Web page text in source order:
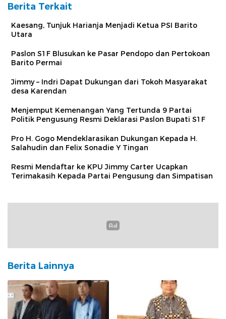
Berita Terkait
Kaesang, Tunjuk Harianja Menjadi Ketua PSI Barito
Utara
Paslon S1F Blusukan ke Pasar Pendopo dan Pertokoan
Barito Permai
Jimmy – Indri Dapat Dukungan dari Tokoh Masyarakat
desa Karendan
Menjemput Kemenangan Yang Tertunda 9 Partai
Politik Pengusung Resmi Deklarasi Paslon Bupati S1F
Pro H. Gogo Mendeklarasikan Dukungan Kepada H.
Salahudin dan Felix Sonadie Y Tingan
Resmi Mendaftar ke KPU Jimmy Carter Ucapkan
Terimakasih Kepada Partai Pengusung dan Simpatisan
Berita Lainnya